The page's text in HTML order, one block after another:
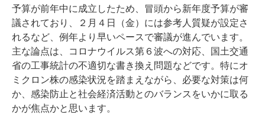
ッ
予算が前年中に成立したため、冒頭から新年度予算が審
議されており、２月４日（金）には参考人質疑が設定さ
れるなど、例年より早いペースで審議が進んでいます。
主な論点は、コロナウイルス第６波への対応、国土交通
省の工事統計の不適切な書き換え問題などです。特にオ
ミクロン株の感染状況を踏まえながら、必要な対策は何
か、感染防止と社会経済活動とのバランスをいかに取る
かが焦点かと思います。